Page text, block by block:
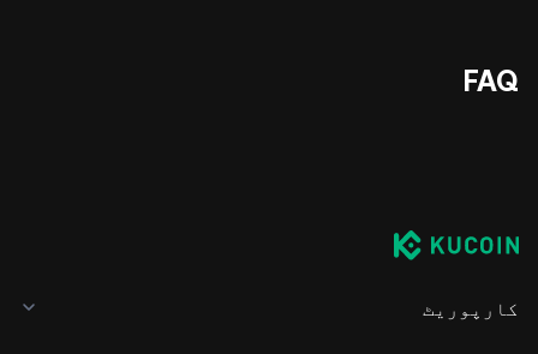
FAQ
کارپوریٹ